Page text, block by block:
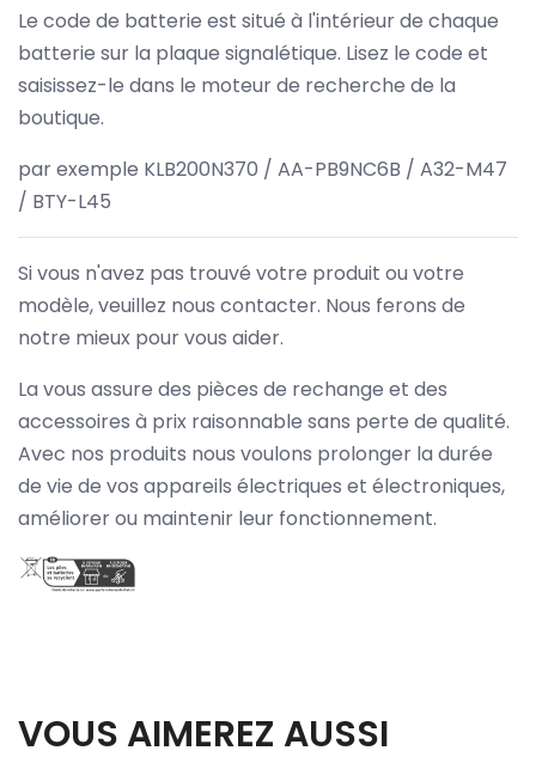
Le code de batterie est situé à l'intérieur de chaque
batterie sur la plaque signalétique. Lisez le code et
saisissez-le dans le moteur de recherche de la
boutique.
par exemple KLB200N370 / AA-PB9NC6B / A32-M47
/ BTY-L45
Si vous n'avez pas trouvé votre produit ou votre
modèle, veuillez nous contacter. Nous ferons de
notre mieux pour vous aider.
La vous assure des pièces de rechange et des
accessoires à prix raisonnable sans perte de qualité.
Avec nos produits nous voulons prolonger la durée
de vie de vos appareils électriques et électroniques,
améliorer ou maintenir leur fonctionnement.
VOUS AIMEREZ AUSSI